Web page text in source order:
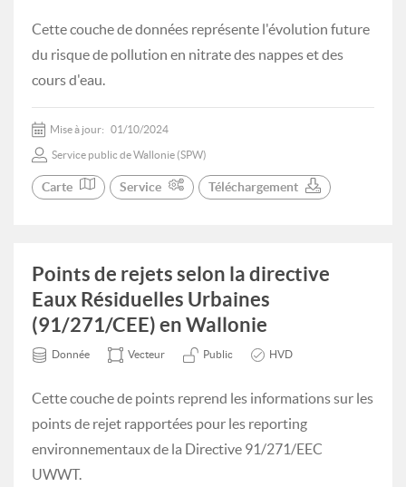
Cette couche de données représente l'évolution future
du risque de pollution en nitrate des nappes et des
cours d'eau.
Mise à jour: 01/10/2024
Service public de Wallonie (SPW)
Carte Service Téléchargement
Points de rejets selon la directive
Eaux Résiduelles Urbaines
(91/271/CEE) en Wallonie
Donnée Vecteur Public HVD
Cette couche de points reprend les informations sur les
points de rejet rapportées pour les reporting
environnementaux de la Directive 91/271/EEC
UWWT.